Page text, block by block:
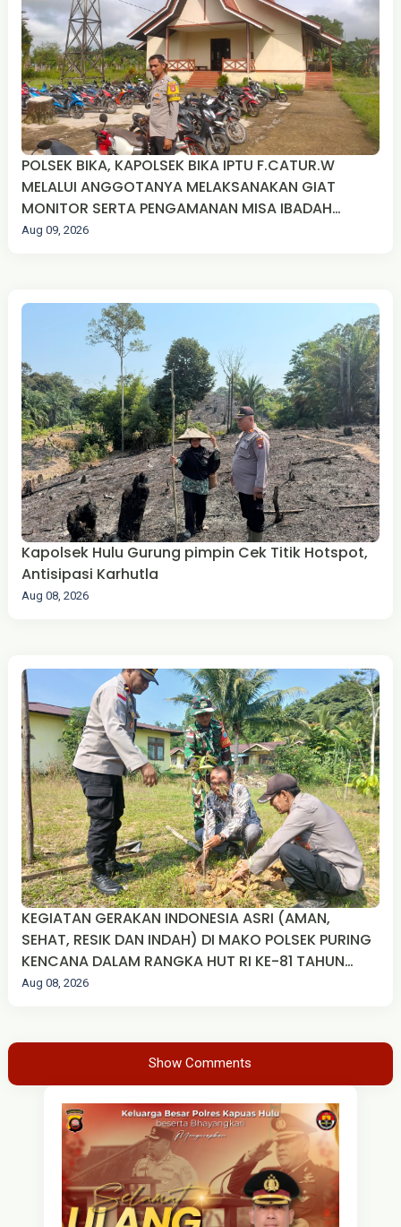
POLSEK BIKA, KAPOLSEK BIKA IPTU F.CATUR.W
MELALUI ANGGOTANYA MELAKSANAKAN GIAT
MONITOR SERTA PENGAMANAN MISA IBADAH
MINGGU UMAT KRISTIANI DI WILKUM POLSEK BIKA
Aug 09, 2026
Kapolsek Hulu Gurung pimpin Cek Titik Hotspot,
Antisipasi Karhutla
Aug 08, 2026
KEGIATAN GERAKAN INDONESIA ASRI (AMAN,
SEHAT, RESIK DAN INDAH) DI MAKO POLSEK PURING
KENCANA DALAM RANGKA HUT RI KE-81 TAHUN
2026
Aug 08, 2026
Show Comments